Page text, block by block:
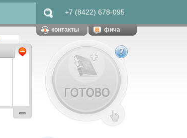
+7 (8422) 678-095
контакты фича